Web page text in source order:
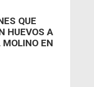
QUE
HUEVOS A
EN